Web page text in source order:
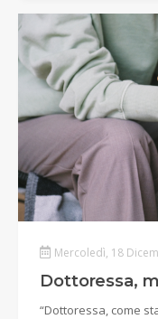
Mercoledì, 18
Dottoressa,
“Dottoressa, come